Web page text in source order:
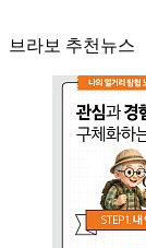
브라보 추천뉴스